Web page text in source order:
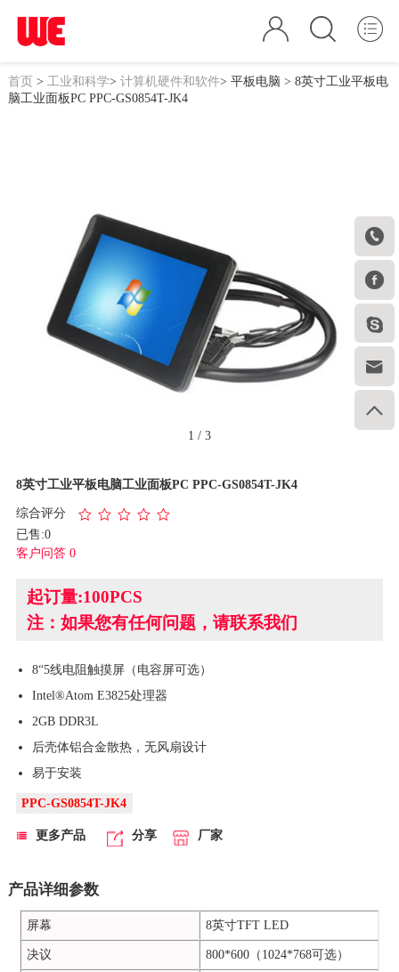





首页> 工业和科学> 计算机硬件和软件> 平板电脑 > 8英寸工业平板电
脑工业面板PC PPC-GS0854T-JK4
1 / 3
8英寸工业平板电脑工业面板PC PPC-GS0854T-JK4
综合评分
已售:0
客户问答 0
起订量:100PCS
注：如果您有任何问题，请联系我们
8“5线电阻触摸屏（电容屏可选）
Intel®Atom E3825处理器
2GB DDR3L
后壳体铝合金散热，无风扇设计
易于安装
PPC-GS0854T-JK4
更多产品 分享 厂家
产品详细参数
屏幕 8英寸TFT LED
决议 800*600（1024*768可选）